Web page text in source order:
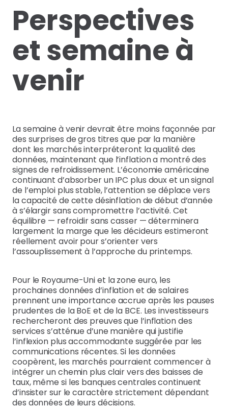
Perspectives
et semaine à
venir
La semaine à venir devrait être moins façonnée par
des surprises de gros titres que par la manière
dont les marchés interpréteront la qualité des
données, maintenant que l’inflation a montré des
signes de refroidissement. L’économie américaine
continuant d’absorber un IPC plus doux et un signal
de l’emploi plus stable, l’attention se déplace vers
la capacité de cette désinflation de début d’année
à s’élargir sans compromettre l’activité. Cet
équilibre — refroidir sans casser — déterminera
largement la marge que les décideurs estimeront
réellement avoir pour s’orienter vers
l’assouplissement à l’approche du printemps.
Pour le Royaume-Uni et la zone euro, les
prochaines données d’inflation et de salaires
prennent une importance accrue après les pauses
prudentes de la BoE et de la BCE. Les investisseurs
rechercheront des preuves que l’inflation des
services s’atténue d’une manière qui justifie
l’inflexion plus accommodante suggérée par les
communications récentes. Si les données
coopèrent, les marchés pourraient commencer à
intégrer un chemin plus clair vers des baisses de
taux, même si les banques centrales continuent
d’insister sur le caractère strictement dépendant
des données de leurs décisions.